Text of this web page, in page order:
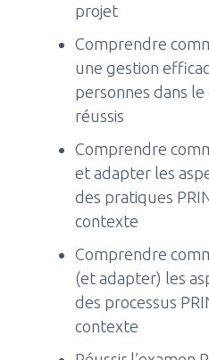
projet
Comprendre
une gestion
personnes dans
réussis
Comprendre
et adapter les
des pratiques
contexte
Comprendre
(et adapter) les
des processus
contexte